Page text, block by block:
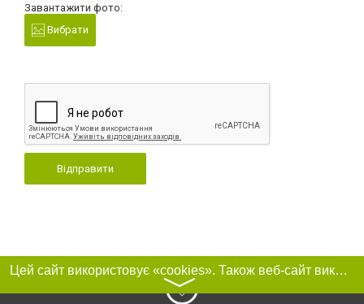
Завантажити фото:
Вибрати
Відправити
Цей сайт використовує «cookies». Також веб-сайт використовує інтернет-сервіс для збору технічних даних стосовно відвідувачів з метою отримання маркетингової та статистичної інформації. Умови обробки даних відвідувачів сайту див.
〉